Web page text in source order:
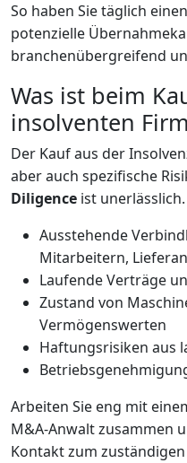
So haben Sie täglich
potenzielle
branchenübergreifend
Was ist beim
insolventen
Der Kauf aus der
aber auch spezifische
Diligence ist
Ausstehende
Mitarbeitern,
Laufende Verträge
Zustand von
Vermögenswerten
Haftungsrisiken aus
Arbeiten Sie eng mit
M&A-Anwalt zusammen
Kontakt zum zuständigen